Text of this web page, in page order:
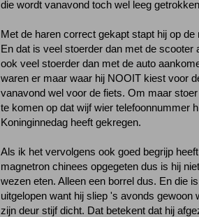
die wordt vanavond toch wel leeg
Met de haren correct gekapt stapt hij op de
En dat is veel stoerder dan met de scooter
ook veel stoerder dan met de auto
waren er maar waar hij NOOIT kiest voor
vanavond wel voor de fiets. Om maar
te komen op dat wijf wier telefoonnummer
Koninginnedag heeft gekregen.
Als ik het vervolgens ook goed begrijp
magnetron chinees opgegeten dus is hij
wezen eten. Alleen een borrel dus. En die
uitgelopen want hij sliep 's avonds gewoon
zijn deur stijf dicht. Dat betekent dat hij